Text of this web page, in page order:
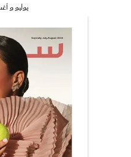
يوليو و